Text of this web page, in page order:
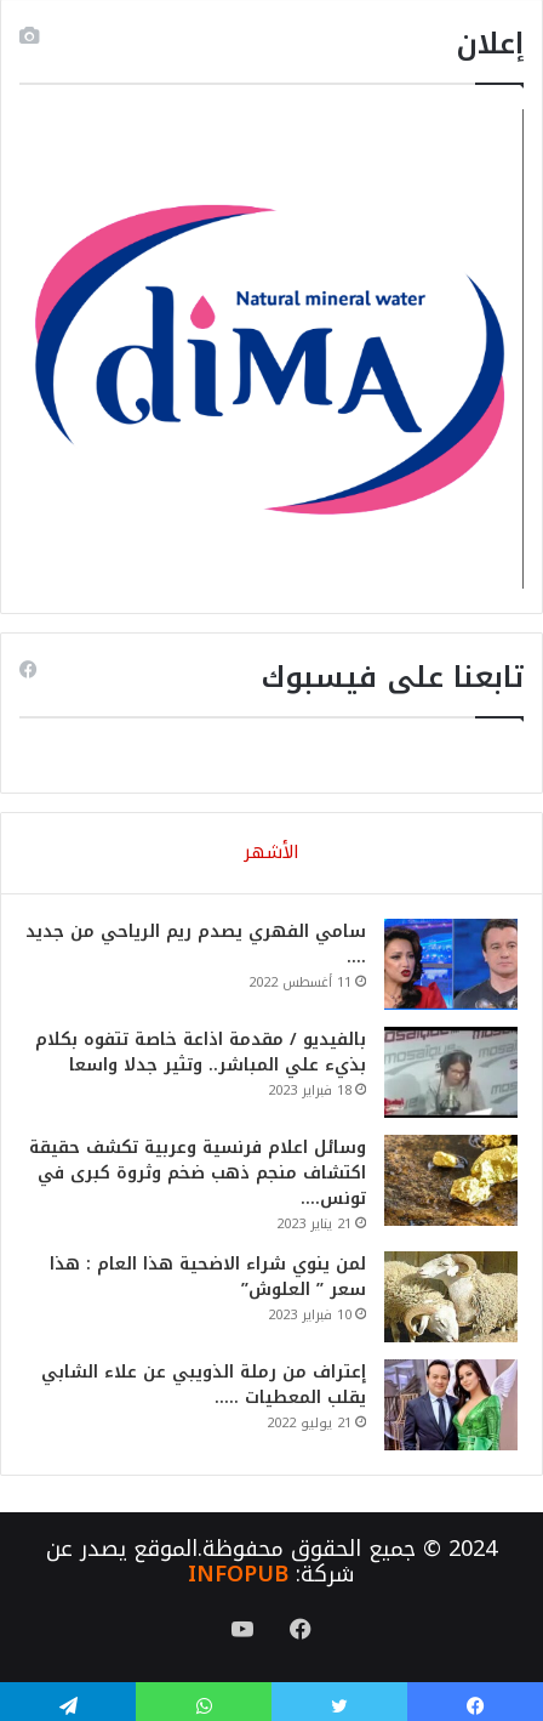
إعلان
تابعنا على فيسبوك
الأشهر
سامي الفهري يصدم ريم الرياحي من جديد
….
11 أغسطس 2022
بالفيديو / مقدمة اذاعة خاصة تتفوه بكلام
بذيء علي المباشر.. وتثير جدلا واسعا
18 فبراير 2023
وسائل اعلام فرنسية وعربية تكشف حقيقة
اكتشاف منجم ذهب ضخم وثروة كبرى في
تونس….
21 يناير 2023
لمن ينوي شراء الاضحية هذا العام : هذا
سعر ” العلوش”
10 فبراير 2023
إعتراف من رملة الذويبي عن علاء الشابي
يقلب المعطيات …..
21 يوليو 2022
2024 © جميع الحقوق محفوظة.الموقع يصدر عن
شركة:INFOPUB
فيسبوكيوتيوب